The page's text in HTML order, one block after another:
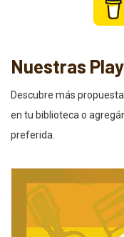
Nuestras
Descubre más
en tu biblioteca o
preferida.